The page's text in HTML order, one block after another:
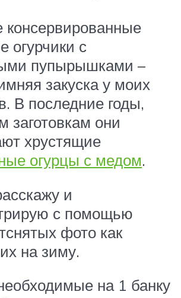
огурчики с
пупырышками –
закуска у моих
В последние годы,
заготовкам они
хрустящие
огурцы с медом.
и
с помощью
фото как
на зиму.
на 1 банку